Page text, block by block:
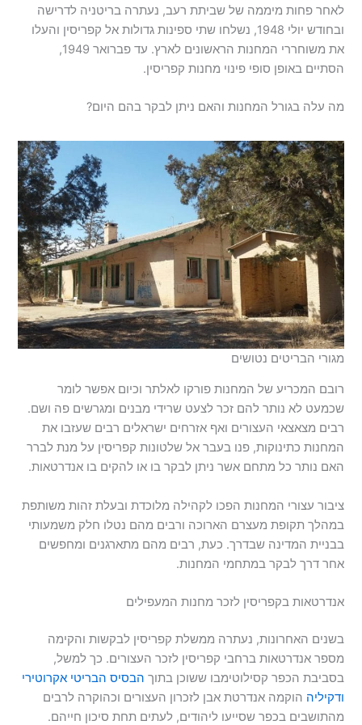
לאחר פחות מיממה של שביתת רעב, נעתרה בריטניה לדרישה
ובחודש יולי 1948, נשלחו שתי ספינות גדולות אל קפריסין והעלו
את משוחררי המחנות הראשונים לארץ. עד פברואר 1949,
הסתיים באופן סופי פינוי מחנות קפריסין.
מה עלה בגורל המחנות והאם ניתן לבקר בהם היום?
מגורי הבריטים נטושים
רובם המכריע של המחנות פורקו לאלתר וכיום אפשר לומר
שכמעט לא נותר להם זכר לצעט שרידי מבנים ומגרשים פה ושם.
רבים מצאצאי העצורים ואף אזרחים ישראלים רבים שעזבו את
המחנות כתינוקות, פנו בעבר אל שלטונות קפריסין על מנת לברר
האם נותר כל מתחם אשר ניתן לבקר בו או להקים בו אנדרטאות.
ציבור עצורי המחנות הפכו לקהילה מלוכדת ובעלת זהות משותפת
במהלך תקופת מעצרם הארוכה ורבים מהם נטלו חלק משמעותי
בבניית המדינה שבדרך. כעת, רבים מהם מתארגנים ומחפשים
אחר דרך לבקר במתחמי המחנות.
אנדרטאות בקפריסין לזכר מחנות המעפילים
בשנים האחרונות, נעתרה ממשלת קפריסין לבקשות והקימה
מספר אנדרטאות ברחבי קפריסין לזכר העצורים. כך למשל,
בסביבת הכפר קסילוטימבו ששוכן בתוך הבסיס הבריטי אקרוטירי
ודקיליה הוקמה אנדרטת אבן לזכרון העצורים וכהוקרה לרבים
מהתושבים בכפר שסייעו ליהודים, לעתים תחת סיכון חייהם.